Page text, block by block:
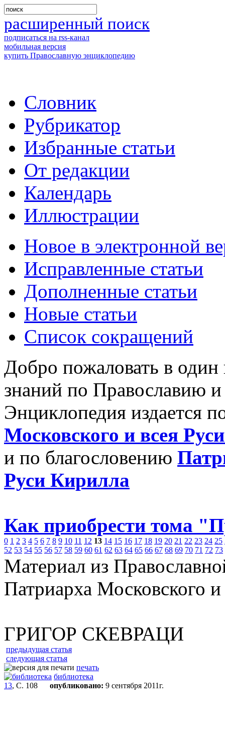
расширенный поиск
подписаться на rss-канал
мобильная версия
купить Православную энциклопедию
Словник
Рубрикатор
Избранные статьи
От редакции
Календарь
Иллюстрации
Новое в электронной
Исправленные статьи
Дополненные статьи
Новые статьи
Список сокращений
Добро пожаловать в
знаний по Православию
Энциклопедия издается
Московского и всея
и по благословению
Руси Кирилла
Как приобрести тома
0 1 2 3 4 5 6 7 8 9 10 11 12 13 14 15 16 17 18 19 20 21 22 23 24 25
52 53 54 55 56 57 58 59 60 61 62 63 64 65 66 67 68 69 70 71 72 73
Материал из
Патриарха Московского
ГРИГОР СКЕВРАЦИ
предыдущая статья
следующая статья
печать
библиотека
13, С. 108 опубликовано: 9 сентября 2011г.